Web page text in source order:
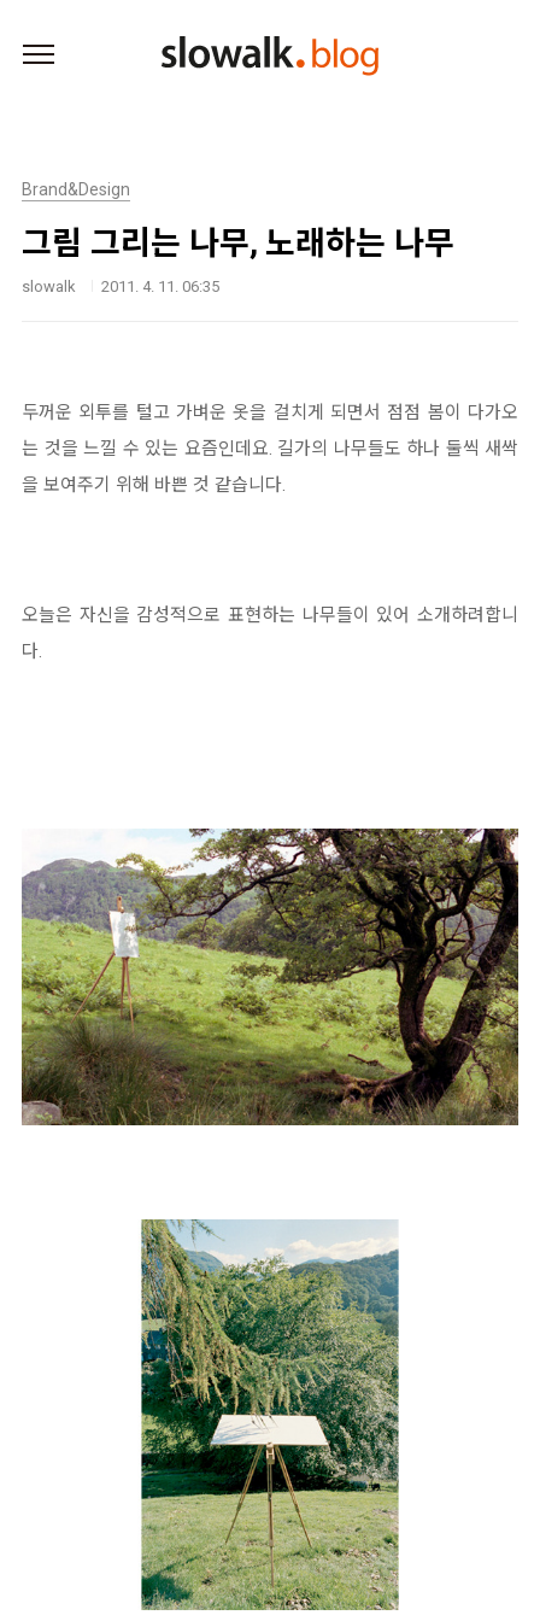
Brand&Design
그림 그리는 나무, 노래하는 나무
slowalk 2011. 4. 11. 06:35
두꺼운 외투를 털고 가벼운 옷을 걸치게 되면서 점점 봄이 다가오
는 것을 느낄 수 있는 요즘인데요. 길가의 나무들도 하나 둘씩 새싹
을 보여주기 위해 바쁜 것 같습니다.
오늘은 자신을 감성적으로 표현하는 나무들이 있어 소개하려합니
다.